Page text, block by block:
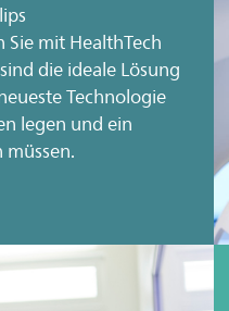
mit HealthTech
die ideale Lösung
Technologie
legen und ein